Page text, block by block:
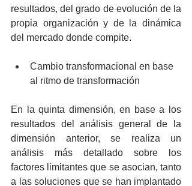
resultados, del grado de evolución de la
propia organización y de la dinámica
del mercado donde compite.
Cambio transformacional en base
al ritmo de transformación
En la quinta dimensión, en base a los
resultados del análisis general de la
dimensión anterior, se realiza un
análisis más detallado sobre los
factores limitantes que se asocian, tanto
a las soluciones que se han implantado